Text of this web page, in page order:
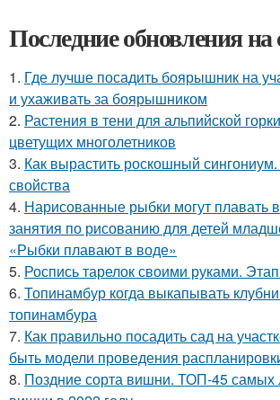
Последние обновления на
1. Где лучше посадить боярышник на
и ухаживать за боярышником
2. Растения в тени для альпийской
цветущих многолетников
3. Как вырастить роскошный
свойства
4. Нарисованные рыбки могут плавать
занятия по рисованию для детей
«Рыбки плавают в воде»
5. Роспись тарелок своими руками.
6. Топинамбур когда выкапывать
топинамбура
7. Как правильно посадить сад на
быть модели проведения
8. Поздние сорта вишни. ТОП-45 самых